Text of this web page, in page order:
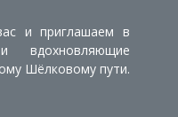
и приглашаем в
вдохновляющие
Шёлковому пути.